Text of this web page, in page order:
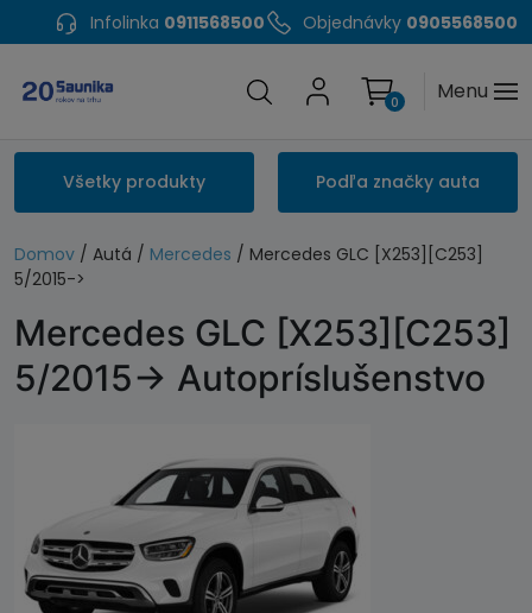
Infolinka 0911568500 Objednávky 0905568500
Menu
0
Všetky produkty Podľa značky auta
Domov / Autá / Mercedes / Mercedes GLC [X253][C253]
5/2015->
Mercedes GLC [X253][C253]
5/2015-> Autopríslušenstvo